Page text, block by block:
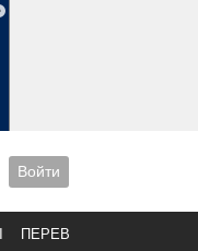
Войти
ПЕРЕВОДЫ